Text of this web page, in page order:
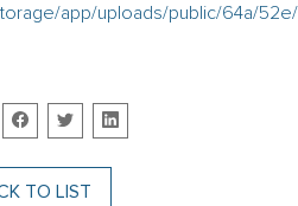
app/uploads/public/64a/
TO LIST